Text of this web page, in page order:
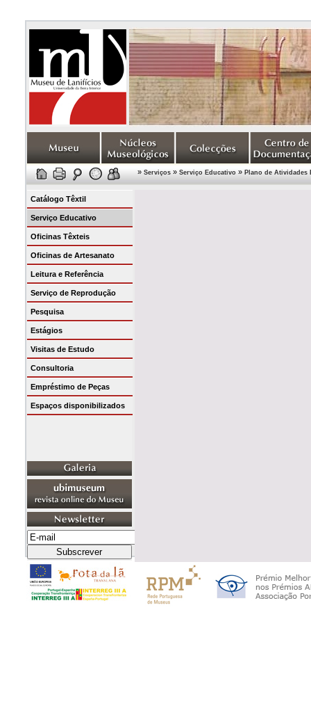
» Serviços» Serviço Educativo» Plano de Atividades
Catálogo Têxtil
Serviço Educativo
Oficinas Têxteis
Oficinas de Artesanato
Leitura e Referência
Serviço de Reprodução
Pesquisa
Estágios
Visitas de Estudo
Consultoria
Empréstimo de Peças
Espaços disponibilizados